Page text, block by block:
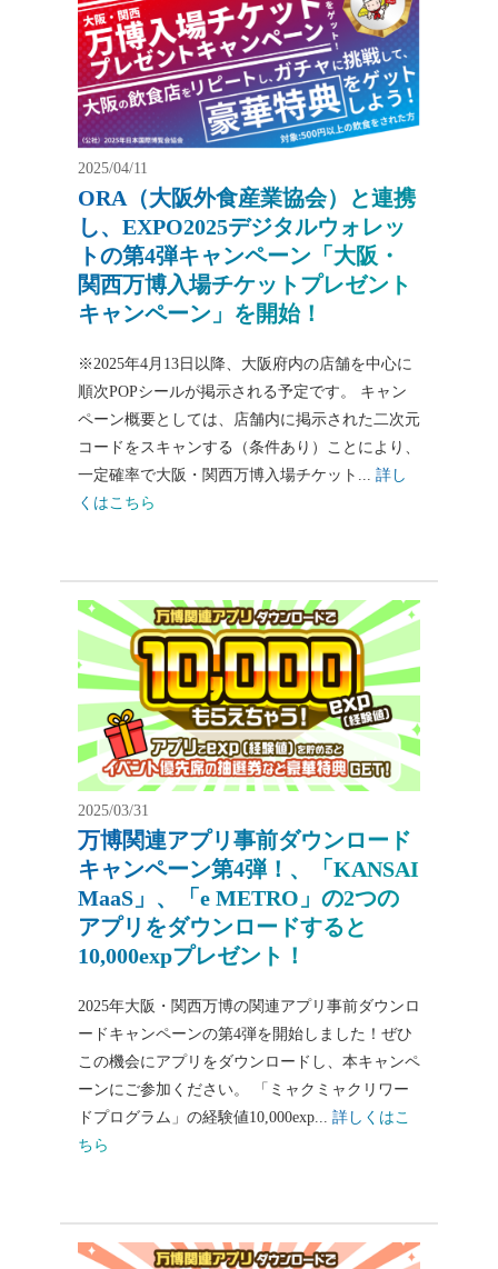
2025/04/11
ORA（大阪外食産業協会）と連携
し、EXPO2025デジタルウォレッ
トの第4弾キャンペーン「大阪・
関西万博入場チケットプレゼント
キャンペーン」を開始！
※2025年4月13日以降、大阪府内の店舗を中心に
順次POPシールが掲示される予定です。 キャン
ペーン概要としては、店舗内に掲示された二次元
コードをスキャンする（条件あり）ことにより、
一定確率で大阪・関西万博入場チケット... 詳し
くはこちら
2025/03/31
万博関連アプリ事前ダウンロード
キャンペーン第4弾！、「KANSAI
MaaS」、「e METRO」の2つの
アプリをダウンロードすると
10,000expプレゼント！
2025年大阪・関西万博の関連アプリ事前ダウンロ
ードキャンペーンの第4弾を開始しました！ぜひ
この機会にアプリをダウンロードし、本キャンペ
ーンにご参加ください。 「ミャクミャクリワー
ドプログラム」の経験値10,000exp... 詳しくはこ
ちら